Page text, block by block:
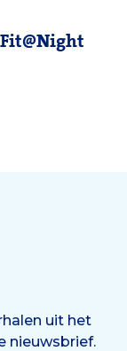
uit het
nieuwsbrief.